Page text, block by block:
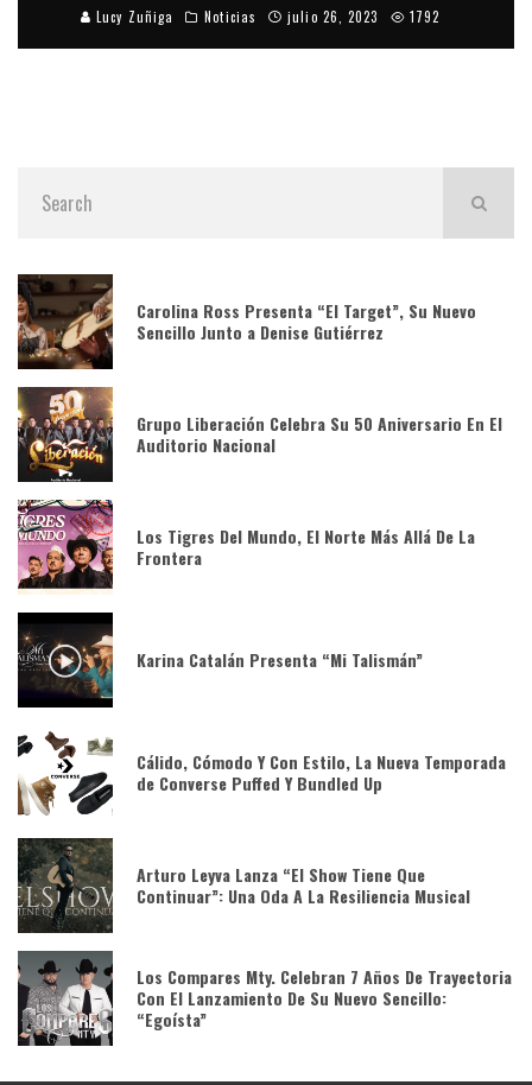
Lucy Zuñiga Noticias julio 26, 2023 1792
Carolina Ross Presenta “El Target”, Su Nuevo
Sencillo Junto a Denise Gutiérrez
Grupo Liberación Celebra Su 50 Aniversario En El
Auditorio Nacional
Los Tigres Del Mundo, El Norte Más Allá De La
Frontera
Karina Catalán Presenta “Mi Talismán”
Cálido, Cómodo Y Con Estilo, La Nueva Temporada
de Converse Puffed Y Bundled Up
Arturo Leyva Lanza “El Show Tiene Que
Continuar”: Una Oda A La Resiliencia Musical
Los Compares Mty. Celebran 7 Años De Trayectoria
Con El Lanzamiento De Su Nuevo Sencillo:
“Egoísta”